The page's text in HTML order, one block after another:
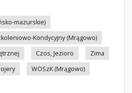
mazurskie)
Kondycyjny (Mrągowo)
Czos, Jezioro
Zima
WOSzK (Mrągowo)